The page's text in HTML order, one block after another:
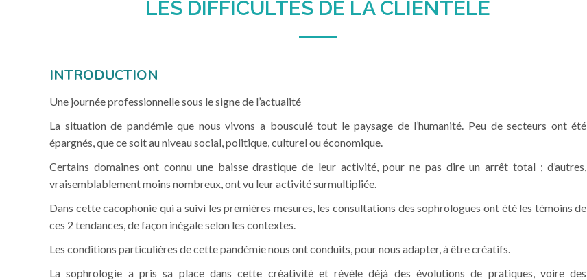
LES DIFFICULTÉS DE LA CLIENTÈLE
INTRODUCTION
Une journée professionnelle sous le signe de l’actualité
La situation de pandémie que nous vivons a bousculé tout le paysage de l’humanité. Peu de secteurs ont été
épargnés, que ce soit au niveau social, politique, culturel ou économique.
Certains domaines ont connu une baisse drastique de leur activité, pour ne pas dire un arrêt total ; d’autres,
vraisemblablement moins nombreux, ont vu leur activité surmultipliée.
Dans cette cacophonie qui a suivi les premières mesures, les consultations des sophrologues ont été les témoins de
ces 2 tendances, de façon inégale selon les contextes.
Les conditions particulières de cette pandémie nous ont conduits, pour nous adapter, à être créatifs.
La sophrologie a pris sa place dans cette créativité et révèle déjà des évolutions de pratiques, voire des